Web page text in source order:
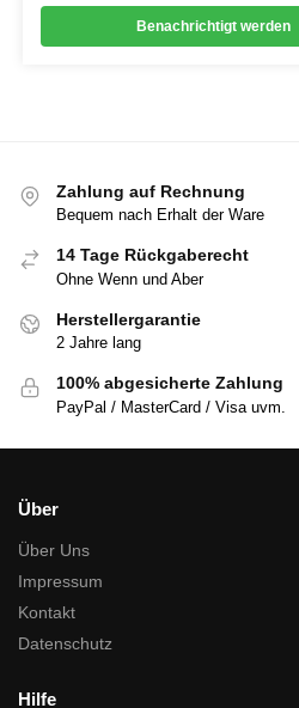
Benachrichtigt werden
Zahlung auf Rechnung
Bequem nach Erhalt der Ware
14 Tage Rückgaberecht
Ohne Wenn und Aber
Herstellergarantie
2 Jahre lang
100% abgesicherte Zahlung
PayPal / MasterCard / Visa uvm.
Über
Über Uns
Impressum
Kontakt
Datenschutz
Hilfe